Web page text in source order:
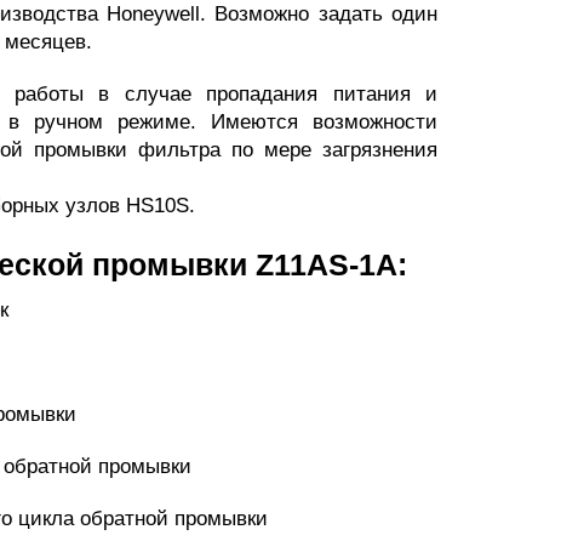
Honeywell. Возможно задать один
месяцев.
в случае пропадания питания и
в ручном режиме. Имеются возможности
промывки фильтра по мере загрязнения
узлов HS10S.
промывки Z11AS-1A:
промывки
цикла обратной промывки